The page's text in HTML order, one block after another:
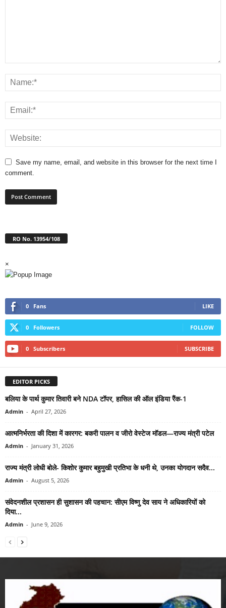
Save my name, email, and website in this browser for the next time I
comment.
RO No. 13954/108
×
0 Fans LIKE
0 Followers FOLLOW
0 Subscribers SUBSCRIBE
EDITOR PICKS
बलिया के पार्थ कुमार तिवारी बने NDA टॉपर, हासिल की ऑल इंडिया रैंक-1
Admin - April 27, 2026
आत्मनिर्भरता की दिशा में कारगर: बकरी पालन व जीरो वेस्टेज मॉडल—राज्य मंत्री पटेल
Admin - January 31, 2026
राज्य मंत्री लोधी बोले- किशोर कुमार बहुमुखी प्रतिभा के धनी थे, उनका योगदान सदैव...
Admin - August 5, 2026
संवेदनशील प्रशासन ही सुशासन की पहचान: सीएम विष्णु देव साय ने अधिकारियों को
दिया...
Admin - June 9, 2026